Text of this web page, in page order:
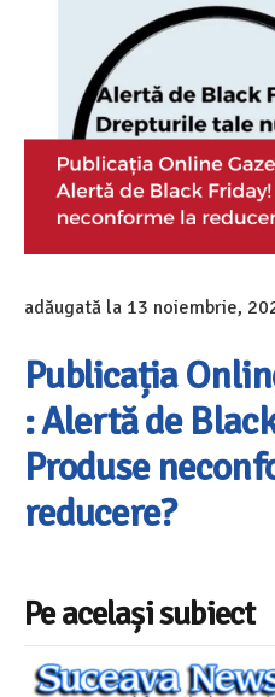
adăugată la 13 noiembrie,
Publicația
: Alertă de
Produse
reducere?
Pe același subiect